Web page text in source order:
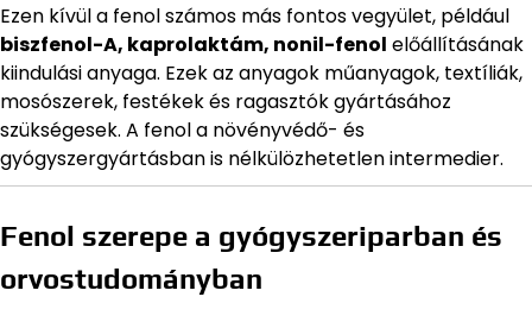
Ezen kívül a fenol számos más fontos vegyület, például
biszfenol-A, kaprolaktám, nonil-fenol előállításának
kiindulási anyaga. Ezek az anyagok műanyagok, textíliák,
mosószerek, festékek és ragasztók gyártásához
szükségesek. A fenol a növényvédő- és
gyógyszergyártásban is nélkülözhetetlen intermedier.
Fenol szerepe a gyógyszeriparban és
orvostudományban